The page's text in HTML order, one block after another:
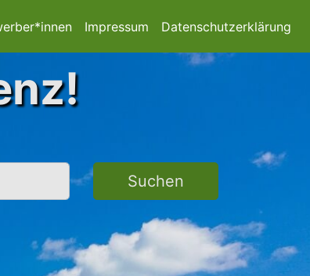
Impressum Datenschutzerklärung
Suchen